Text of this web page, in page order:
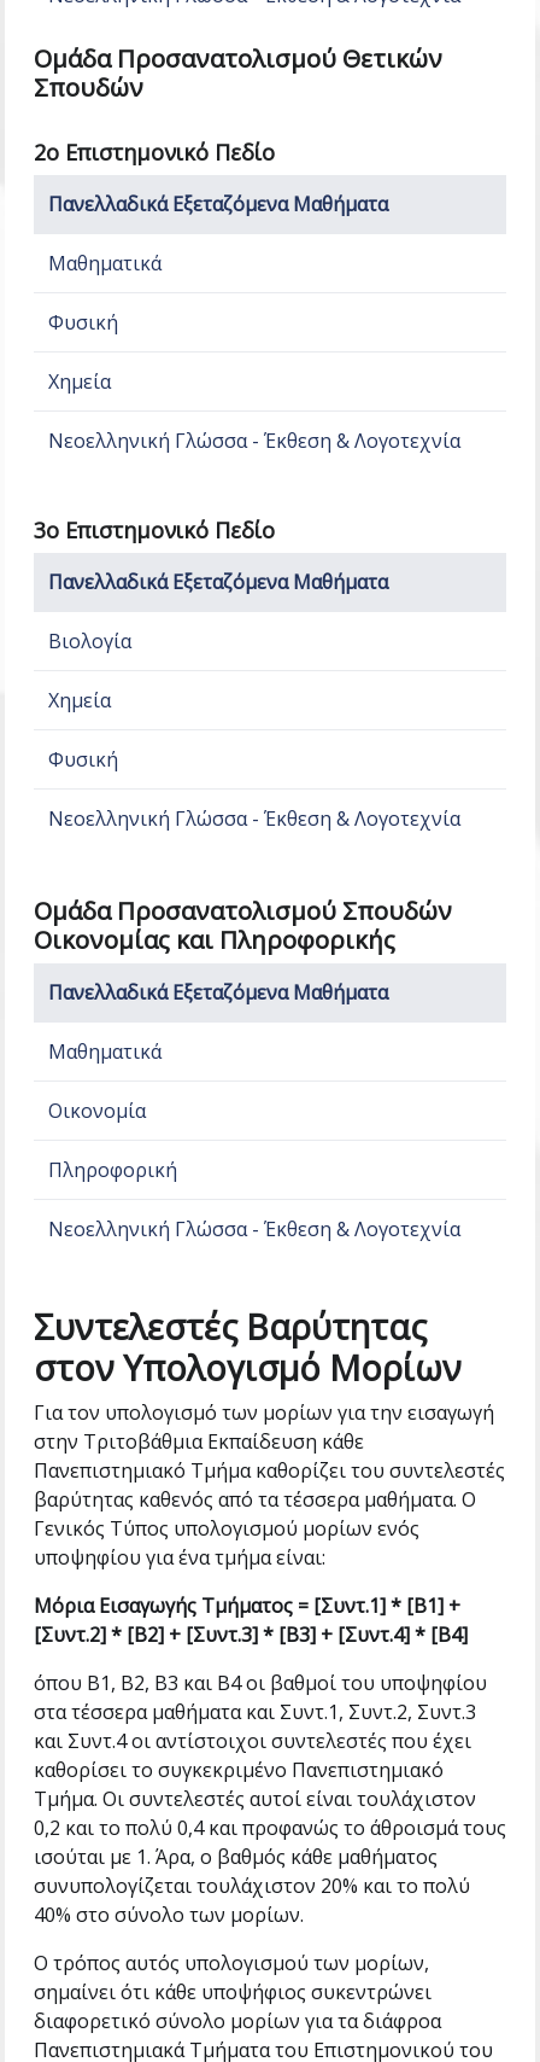
Ομάδα Προσανατολισμού Θετικών
Σπουδών
2ο Επιστημονικό Πεδίο
Πανελλαδικά Εξεταζόμενα Μαθήματα
Μαθηματικά
Φυσική
Χημεία
Νεοελληνική Γλώσσα - Έκθεση & Λογοτεχνία
3ο Επιστημονικό Πεδίο
Πανελλαδικά Εξεταζόμενα Μαθήματα
Βιολογία
Χημεία
Φυσική
Νεοελληνική Γλώσσα - Έκθεση & Λογοτεχνία
Ομάδα Προσανατολισμού Σπουδών
Οικονομίας και Πληροφορικής
Πανελλαδικά Εξεταζόμενα Μαθήματα
Μαθηματικά
Οικονομία
Πληροφορική
Νεοελληνική Γλώσσα - Έκθεση & Λογοτεχνία
Συντελεστές Βαρύτητας
στον Υπολογισμό Μορίων
Για τον υπολογισμό των μορίων για την εισαγωγή
στην Τριτοβάθμια Εκπαίδευση κάθε
Πανεπιστημιακό Τμήμα καθορίζει του συντελεστές
βαρύτητας καθενός από τα τέσσερα μαθήματα. Ο
Γενικός Τύπος υπολογισμού μορίων ενός
υποψηφίου για ένα τμήμα είναι:
Μόρια Εισαγωγής Τμήματος = [Συντ.1] * [Β1] +
[Συντ.2] * [Β2] + [Συντ.3] * [Β3] + [Συντ.4] * [Β4]
όπου Β1, Β2, Β3 και Β4 οι βαθμοί του υποψηφίου
στα τέσσερα μαθήματα και Συντ.1, Συντ.2, Συντ.3
και Συντ.4 οι αντίστοιχοι συντελεστές που έχει
καθορίσει το συγκεκριμένο Πανεπιστημιακό
Τμήμα. Οι συντελεστές αυτοί είναι τουλάχιστον
0,2 και το πολύ 0,4 και προφανώς το άθροισμά τους
ισούται με 1. Άρα, ο βαθμός κάθε μαθήματος
συνυπολογίζεται τουλάχιστον 20% και το πολύ
40% στο σύνολο των μορίων.
Ο τρόπος αυτός υπολογισμού των μορίων,
σημαίνει ότι κάθε υποψήφιος συκεντρώνει
διαφορετικό σύνολο μορίων για τα διάφροα
Πανεπιστημιακά Τμήματα του Επιστημονικού του